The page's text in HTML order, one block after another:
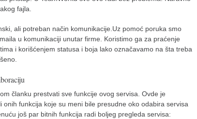
fajla.
ali potreban način komunikacije.Uz pomoć poruka smo
u komunikaciji unutar firme. Koristimo ga za praćenje
i korišćenjem statusa i boja lako označavamo na šta treba
članku prestvati sve funkcije ovog servisa. Ovde je
onih funkcija koje su meni bile presudne oko odabira servisa
još par bitnih funkcija radi boljeg pregleda servisa: